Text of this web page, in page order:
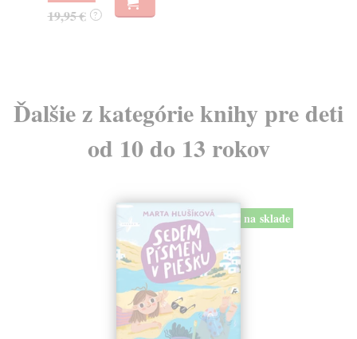
19,95 € ?
Ďalšie z kategórie knihy pre deti
od 10 do 13 rokov
na sklade